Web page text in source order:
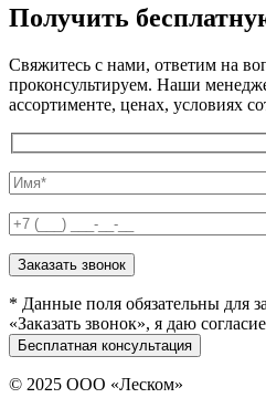
Получить
Свяжитесь с нами, ответим на
проконсультируем. Наши
ассортименте, ценах, условиях
* Данные поля обязательны для
«Заказать звонок», я даю
© 2025 ООО «Леском»